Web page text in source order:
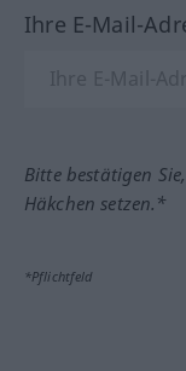
Ihre E-Mail-
Bitte bestätigen
Häkchen setzen.*
*Pflichtfeld